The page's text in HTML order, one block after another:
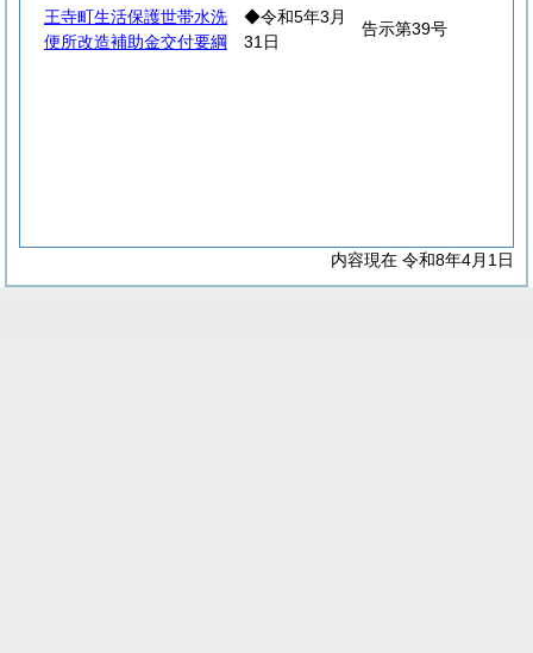
王寺町生活保護世帯水洗
便所改造補助金交付要綱
◆令和5年3月
31日
告示第39号
内容現在 令和8年4月1日